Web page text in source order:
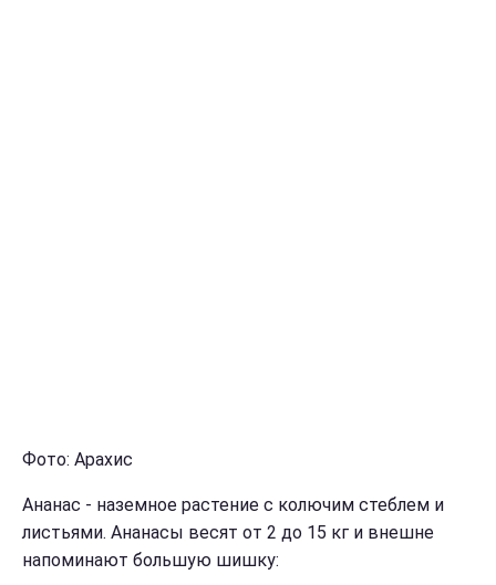
Фото: Арахис
Ананас - наземное растение с колючим стеблем и
листьями. Ананасы весят от 2 до 15 кг и внешне
напоминают большую шишку: